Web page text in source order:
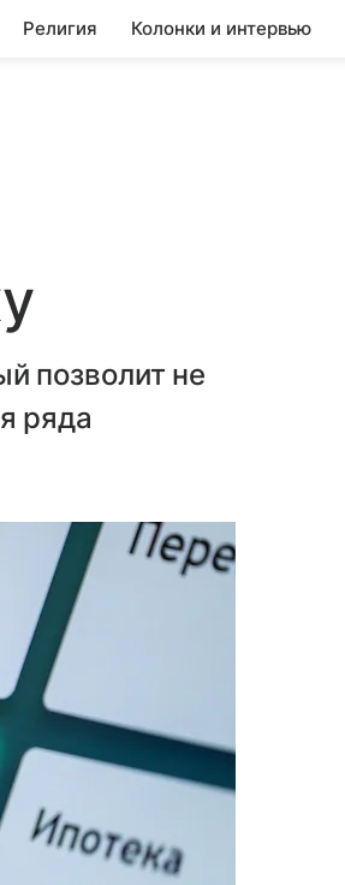
Религия Колонки и интервью
позволит не
ряда